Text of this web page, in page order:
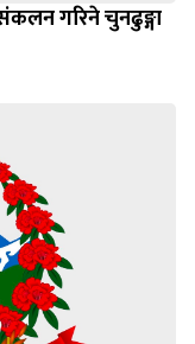
गरिने चुनढुङ्गा